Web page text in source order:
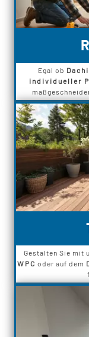
Egal ob
individueller
Gestalten Sie mit
WPC oder auf dem